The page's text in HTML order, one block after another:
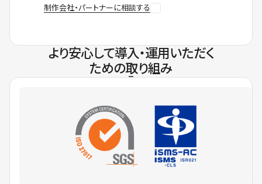
制作会社・パートナーに相談する
より安心して導入・運用いただく
ための取り組み